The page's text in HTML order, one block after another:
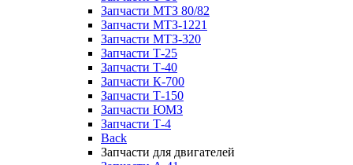
Запчасти МТЗ 80/82
Запчасти МТЗ-1221
Запчасти МТЗ-320
Запчасти Т-25
Запчасти Т-40
Запчасти К-700
Запчасти Т-150
Запчасти ЮМЗ
Запчасти Т-4
Back
Запчасти для двигателей